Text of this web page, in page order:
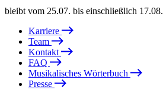
bleibt vom 25.07. bis einschließlich 17.08.
Karriere
Team
Kontakt
FAQ
Musikalisches Wörterbuch
Presse